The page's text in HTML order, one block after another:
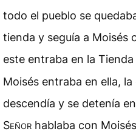
todo el pueblo se
tienda y seguía a Moisés
este entraba en la
Moisés entraba en ella,
descendía y se detenía
Señor hablaba con